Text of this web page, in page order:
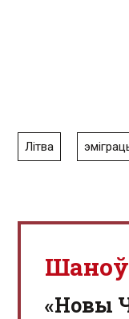
Літва
«Новы